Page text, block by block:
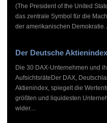
(The President of the United
das zentrale Symbol für die
der amerikanischen Demokratie.
Der Deutsche
Die 30 DAX-Unternehmen und
AufsichtsräteDer DAX,
Aktienindex, spiegelt die
größten und liquidesten
wider....